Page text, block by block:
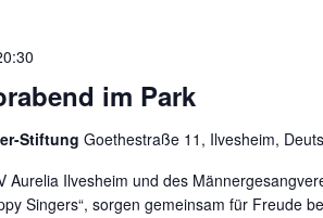
im Park
Stiftung Goethestraße 11, Ilvesheim,
Aurelia Ilvesheim und des
Singers“, sorgen gemeinsam für Freude